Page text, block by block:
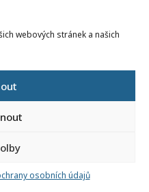
webových stránek a našich
osobních údajů